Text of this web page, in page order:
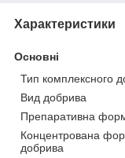
Характеристики
Основні
Тип комплексного
Вид добрива
Препаративна
Концентрована
добрива